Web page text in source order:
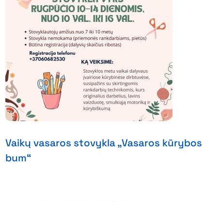
Vaikų vasaros stovykla „Vasaros kūrybos
bum“